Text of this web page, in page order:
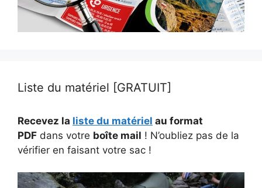
Liste du matériel [GRATUIT]
Recevez la liste du matériel au format
PDF dans votre boîte mail ! N’oubliez pas de la
vérifier en faisant votre sac !